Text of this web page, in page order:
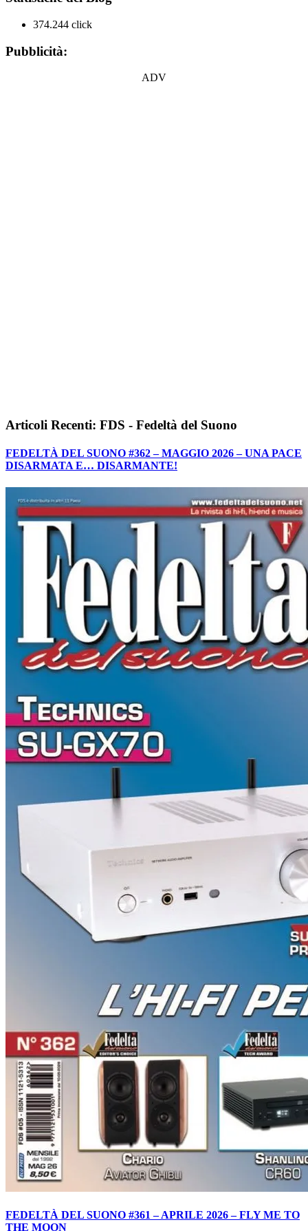
374.244 click
Pubblicità:
ADV
Articoli Recenti: FDS - Fedeltà del Suono
FEDELTÀ DEL SUONO #362 – MAGGIO 2026 – UNA PACE
DISARMATA E… DISARMANTE!
FEDELTÀ DEL SUONO #361 – APRILE 2026 – FLY ME TO
THE MOON